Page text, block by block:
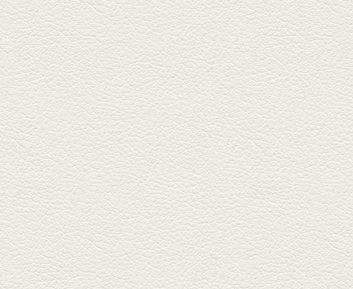
2025年3月21日放送
薩摩赤鶏のころころ焼き
＆カツオの藁焼き
三年坂通りのビル２階「焼鳥こ
ろころ」はオシャレな店構えで
炭火...
2025年2月28日放送
踊る車海老＆あか牛串 ウ
ニとキャビア乗せ
ホテル日航熊本の裏、創作串揚
げの新たな店「串ハル」へ「銀
しろ...
2025年2月7日放送
マグロのレアカツ＆合鴨
とカブのゆず煮
酒場通りの「料理屋じぃ」で昼
飲みの刻。「しろ」お湯割で店